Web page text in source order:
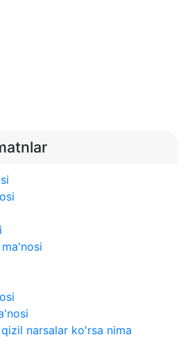
ma'nosi
narsalar ko'rsa nima